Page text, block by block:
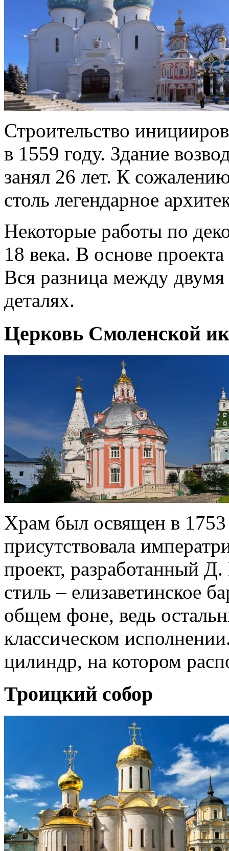
Строительство
в 1559 году. Здание
занял 26 лет. К
столь легендарное
Некоторые работы по
18 века. В основе
Вся разница между
деталях.
Церковь Смоленской
Храм был освящен в
присутствовала
проект, разработанный
стиль – елизаветинское
общем фоне, ведь
классическом
цилиндр, на котором
Троицкий собор